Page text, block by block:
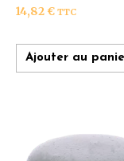
14,82 € TTC
Ajouter au